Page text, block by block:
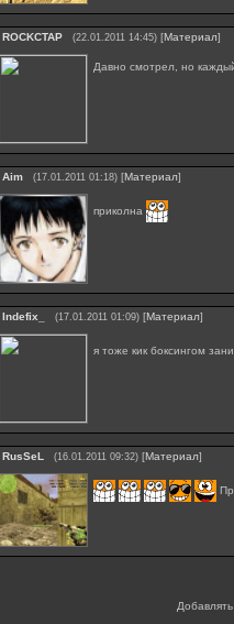
ROCKCTAP (22.01.2011 14:45) [Материал]
Давно смотрел, но
Aim (17.01.2011 01:18) [Материал]
приколна
Indefix_ (17.01.2011 01:09) [Материал]
я тоже кик боксингом
RusSeL (16.01.2011 09:32) [Материал]